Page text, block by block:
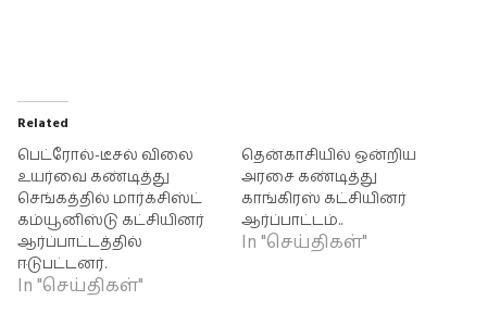
Related
பெட்ரோல்-டீசல் விலை
உயர்வை கண்டித்து
செங்கத்தில் மார்க்சிஸ்ட்
கம்யூனிஸ்டு கட்சியினர்
ஆர்ப்பாட்டத்தில்
ஈடுபட்டனர்.
In "செய்திகள்"
தென்காசியில் ஒன்றிய
அரசை கண்டித்து
காங்கிரஸ் கட்சியினர்
ஆர்ப்பாட்டம்..
In "செய்திகள்"